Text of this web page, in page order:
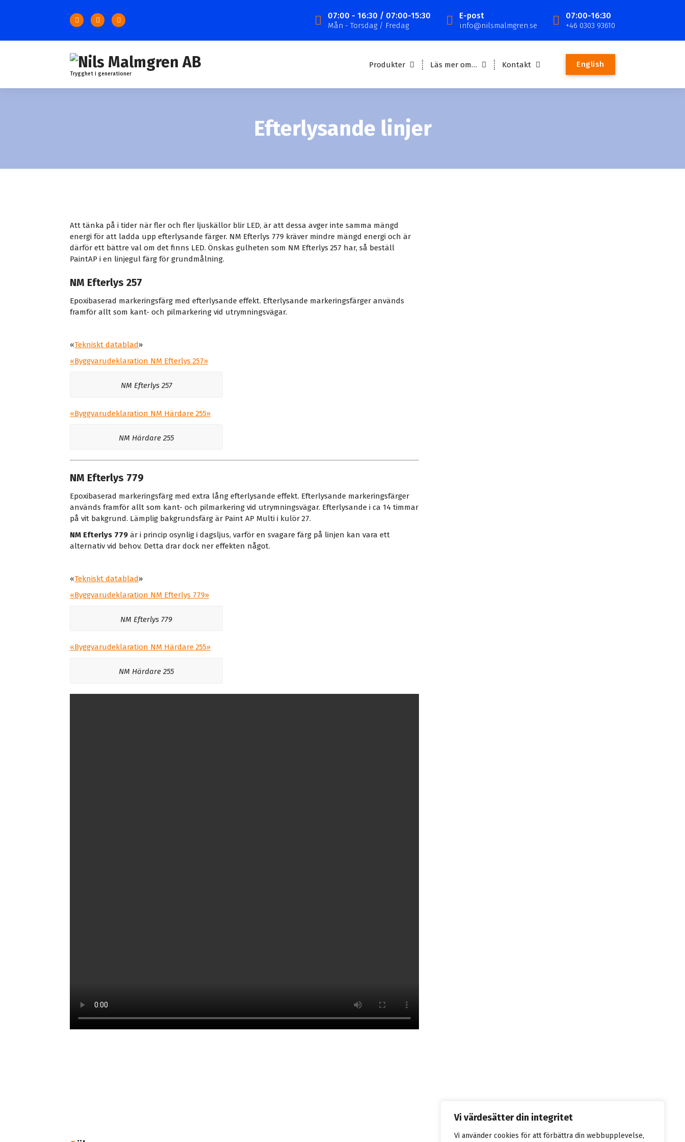
Vi värdesätter din integritet
Vi använder cookies för att förbättra din webbupplevelse,
p
07:00 - 16:30 / 07:00-15:30
Mån - Torsdag / Fredag
E-post
info@nilsmalmgren.se
07:00-16:30
+46 0303 93610
Trygghet i generationer
Produkter Läs mer om… Kontakt English
Efterlysande linjer
Att tänka på i tider när fler och fler ljuskällor blir LED, är att dessa avger inte samma mängd
energi för att ladda upp efterlysande färger. NM Efterlys 779 kräver mindre mängd energi och är
därför ett bättre val om det finns LED. Önskas gulheten som NM Efterlys 257 har, så beställ
PaintAP i en linjegul färg för grundmålning.
NM Efterlys 257
Epoxibaserad markeringsfärg med efterlysande effekt. Efterlysande markeringsfärger används
framför allt som kant- och pilmarkering vid utrymningsvägar.
«Tekniskt datablad»
«Byggvarudeklaration NM Efterlys 257»
NM Efterlys 257
«Byggvarudeklaration NM Härdare 255»
NM Härdare 255
NM Efterlys 779
Epoxibaserad markeringsfärg med extra lång efterlysande effekt. Efterlysande markeringsfärger
används framför allt som kant- och pilmarkering vid utrymningsvägar. Efterlysande i ca 14 timmar
på vit bakgrund. Lämplig bakgrundsfärg är Paint AP Multi i kulör 27.
NM Efterlys 779 är i princip osynlig i dagsljus, varför en svagare färg på linjen kan vara ett
alternativ vid behov. Detta drar dock ner effekten något.
«Tekniskt datablad»
«Byggvarudeklaration NM Efterlys 779»
NM Efterlys 779
«Byggvarudeklaration NM Härdare 255»
NM Härdare 255